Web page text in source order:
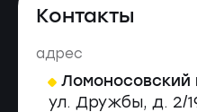
Контакты
адрес
Ломоносовский
ул. Дружбы, д. 2/